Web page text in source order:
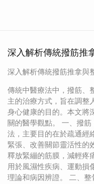
深入解析傳統撥筋推
深入解析傳統撥筋推拿與
傳統中醫療法中，撥筋、
主的治療方式，旨在調整
身心健康的目的。本文將
關的醫學觀點。 一、撥
法，主要目的在於疏通經
緊張、改善關節靈活性的
釋放緊繃的筋膜，減輕疼
用於風濕性疾病、運動損
理論和病因辨證。 二、